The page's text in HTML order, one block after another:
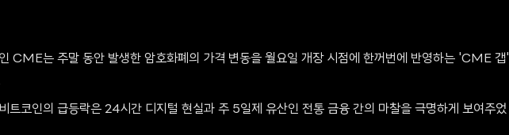
CME는 주말 동안 발생한 암호화폐의 가격 변동을 월요일 개장 시점에 한꺼번에 반영하는 'CME 갭'
트코인의 급등락은 24시간 디지털 현실과 주 5일제 유산인 전통 금융 간의 마찰을 극명하게 보여주었